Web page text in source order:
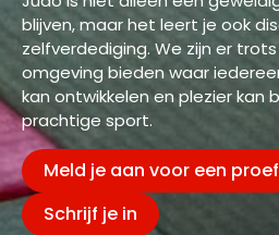
blijven, maar het leert je ook
zelfverdediging. We zijn er
omgeving bieden waar
kan ontwikkelen en plezier kan
prachtige sport.
Meld je aan voor een
Schrijf je in